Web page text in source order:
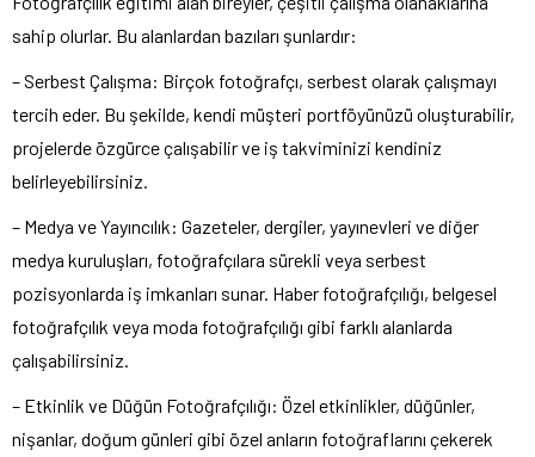
sahip olurlar. Bu alanlardan bazıları şunlardır:
– Serbest Çalışma: Birçok fotoğrafçı, serbest olarak çalışmayı
tercih eder. Bu şekilde, kendi müşteri portföyünüzü oluşturabilir,
projelerde özgürce çalışabilir ve iş takviminizi kendiniz
belirleyebilirsiniz.
– Medya ve Yayıncılık: Gazeteler, dergiler, yayınevleri ve diğer
medya kuruluşları, fotoğrafçılara sürekli veya serbest
pozisyonlarda iş imkanları sunar. Haber fotoğrafçılığı, belgesel
fotoğrafçılık veya moda fotoğrafçılığı gibi farklı alanlarda
çalışabilirsiniz.
– Etkinlik ve Düğün Fotoğrafçılığı: Özel etkinlikler, düğünler,
nişanlar, doğum günleri gibi özel anların fotoğraflarını çekerek